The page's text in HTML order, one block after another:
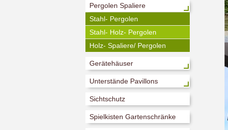
Pergolen Spaliere
Stahl- Pergolen
Stahl- Holz- Pergolen
Holz- Spaliere/ Pergolen
Gerätehäuser
Unterstände Pavillons
Sichtschutz
Spielkisten Gartenschränke